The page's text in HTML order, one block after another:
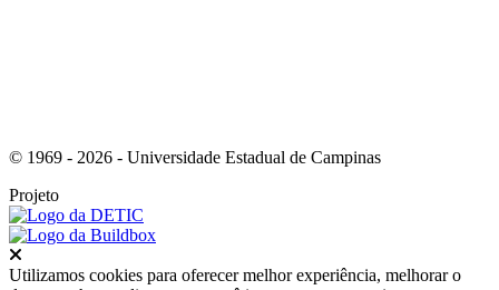
© 1969 - 2026 - Universidade Estadual de Campinas
Projeto
Utilizamos cookies para oferecer melhor experiência, melhorar o